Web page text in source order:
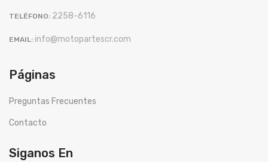
TELÉFONO: 2258-6116
EMAIL: info@motopartescr.com
Páginas
Preguntas Frecuentes
Contacto
Siganos En